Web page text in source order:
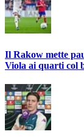
Il Rakow mette
Viola ai quarti col